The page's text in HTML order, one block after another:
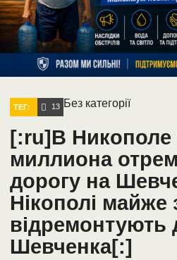
Без категорії
ТЕГ: 13
[:ru]В Никополе
миллиона
дорогу на
Нікополі майже
відремонтують
Шевченка[:]